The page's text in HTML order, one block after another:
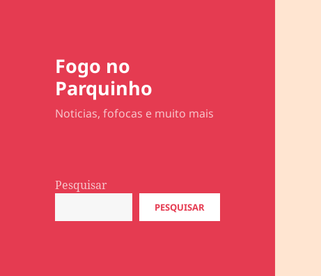
Fogo no
Parquinho
Noticias, fofocas e muito mais
Pesquisar
PESQUISAR